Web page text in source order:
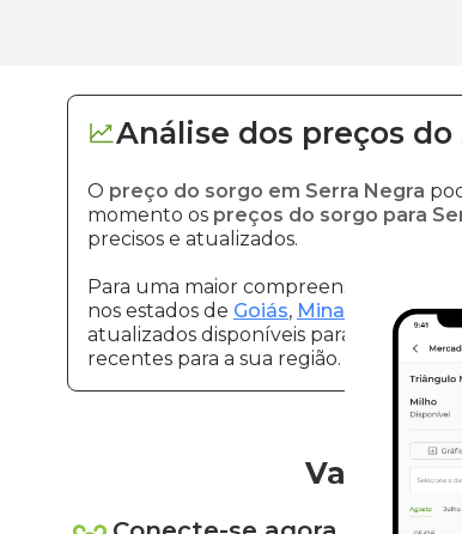
Análise dos preços do
O preço do sorgo em Serra Negra
momento os preços do sorgo para
precisos e atualizados.
Para uma maior compreensão sobre
nos estados de Goiás, Minas Geraise
atualizados disponíveis para eles.
recentes para a sua região.